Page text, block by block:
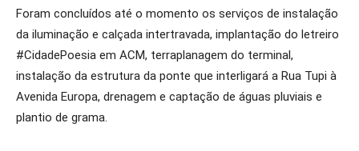
Foram concluídos até o momento os serviços de instalação
da iluminação e calçada intertravada, implantação do letreiro
#CidadePoesia em ACM, terraplanagem do terminal,
instalação da estrutura da ponte que interligará a Rua Tupi à
Avenida Europa, drenagem e captação de águas pluviais e
plantio de grama.